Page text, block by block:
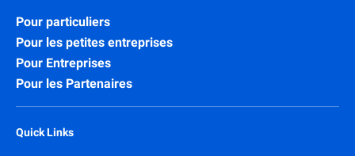
Pour particuliers
Pour les petites entreprises
Pour Entreprises
Pour les Partenaires
Quick Links